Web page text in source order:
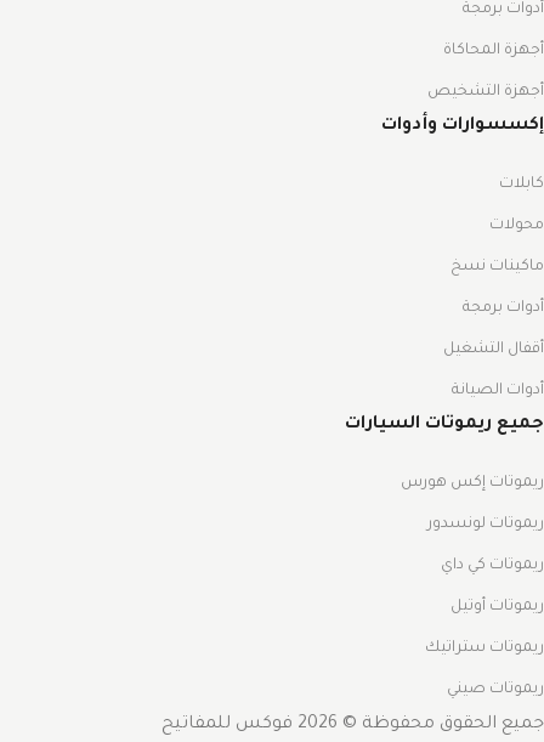
أدوات برمجة
أجهزة المحاكاة
أجهزة التشخيص
إكسسوارات وأدوات
كابلات
محولات
ماكينات نسخ
أدوات برمجة
أقفال التشغيل
أدوات الصيانة
جميع ريموتات السيارات
ريموتات إكس هورس
ريموتات لونسدور
ريموتات كي داي
ريموتات أوتيل
ريموتات ستراتيك
ريموتات صيني
جميع الحقوق محفوظة © 2026 فوكس للمفاتيح